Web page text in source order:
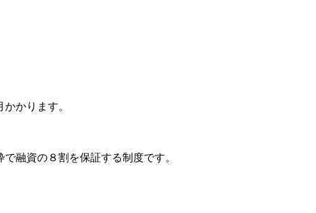
かります。
融資の８割を保証する制度です。